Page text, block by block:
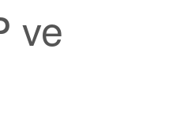
ve